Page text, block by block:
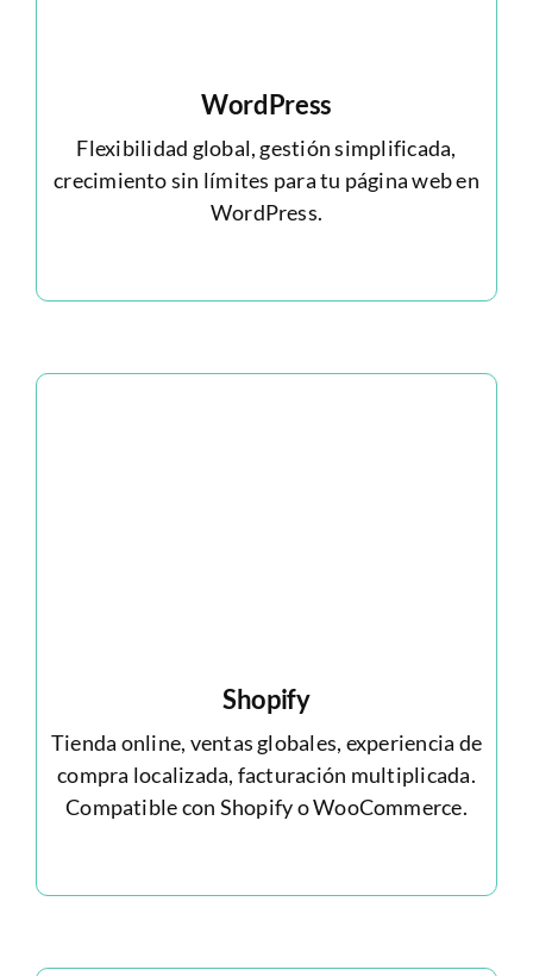
WordPress
Flexibilidad global, gestión simplificada,
crecimiento sin límites para tu página web en
WordPress.
Shopify
Tienda online, ventas globales, experiencia de
compra localizada, facturación multiplicada.
Compatible con Shopify o WooCommerce.